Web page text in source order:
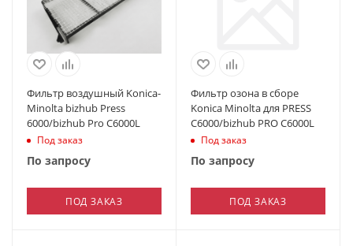
Фильтр воздушный Konica-
Minolta bizhub Press
6000/bizhub Pro C6000L
Под заказ
По запросу
ПОД ЗАКАЗ
Фильтр озона в сборе
Konica Minolta для PRESS
C6000/bizhub PRO C6000L
Под заказ
По запросу
ПОД ЗАКАЗ